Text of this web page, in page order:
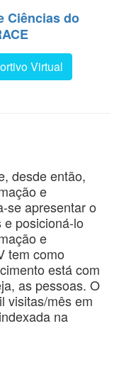
Ciências do
Virtual
desde então,
e
se apresentar o
e posicioná-lo
e
tem como
está com
as pessoas. O
visitas/mês em
na